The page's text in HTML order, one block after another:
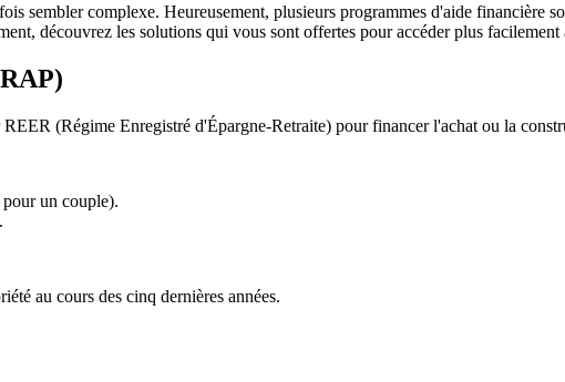
sembler complexe. Heureusement, plusieurs programmes d'aide financière
découvrez les solutions qui vous sont offertes pour accéder plus facilement
(Régime Enregistré d'Épargne-Retraite) pour financer l'achat ou la
un couple).
au cours des cinq dernières années.